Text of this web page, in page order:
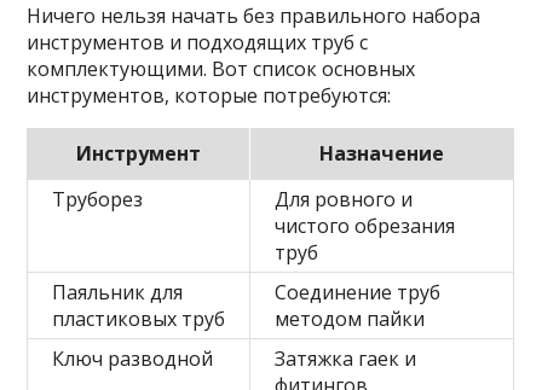
Ничего нельзя начать без правильного набора
инструментов и подходящих труб с
комплектующими. Вот список основных
инструментов, которые потребуются:
Инструмент
Назначение
Труборез
Для ровного и
чистого обрезания
труб
Паяльник для
пластиковых труб
Соединение труб
методом пайки
Ключ разводной
Затяжка гаек и